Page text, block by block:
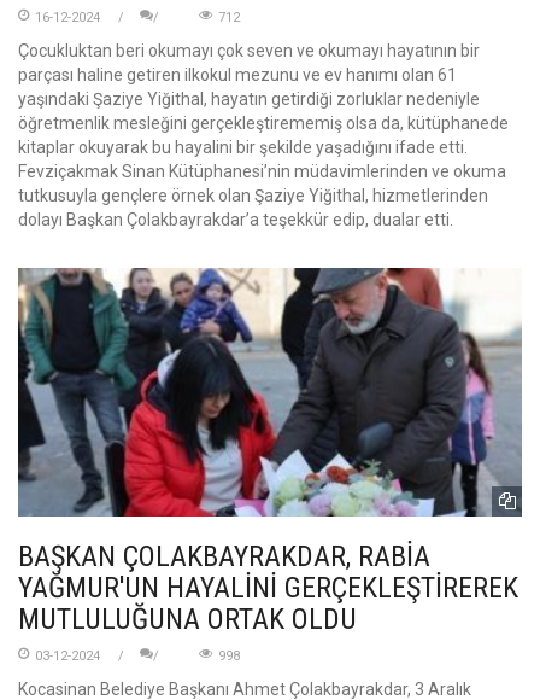
16-12-2024 712
Çocukluktan beri okumayı çok seven ve okumayı hayatının bir
parçası haline getiren ilkokul mezunu ve ev hanımı olan 61
yaşındaki Şaziye Yiğithal, hayatın getirdiği zorluklar nedeniyle
öğretmenlik mesleğini gerçekleştirememiş olsa da, kütüphanede
kitaplar okuyarak bu hayalini bir şekilde yaşadığını ifade etti.
Fevziçakmak Sinan Kütüphanesi’nin müdavimlerinden ve okuma
tutkusuyla gençlere örnek olan Şaziye Yiğithal, hizmetlerinden
dolayı Başkan Çolakbayrakdar’a teşekkür edip, dualar etti.
BAŞKAN ÇOLAKBAYRAKDAR, RABİA
YAĞMUR'UN HAYALİNİ GERÇEKLEŞTİREREK
MUTLULUĞUNA ORTAK OLDU
03-12-2024 998
Kocasinan Belediye Başkanı Ahmet Çolakbayrakdar, 3 Aralık